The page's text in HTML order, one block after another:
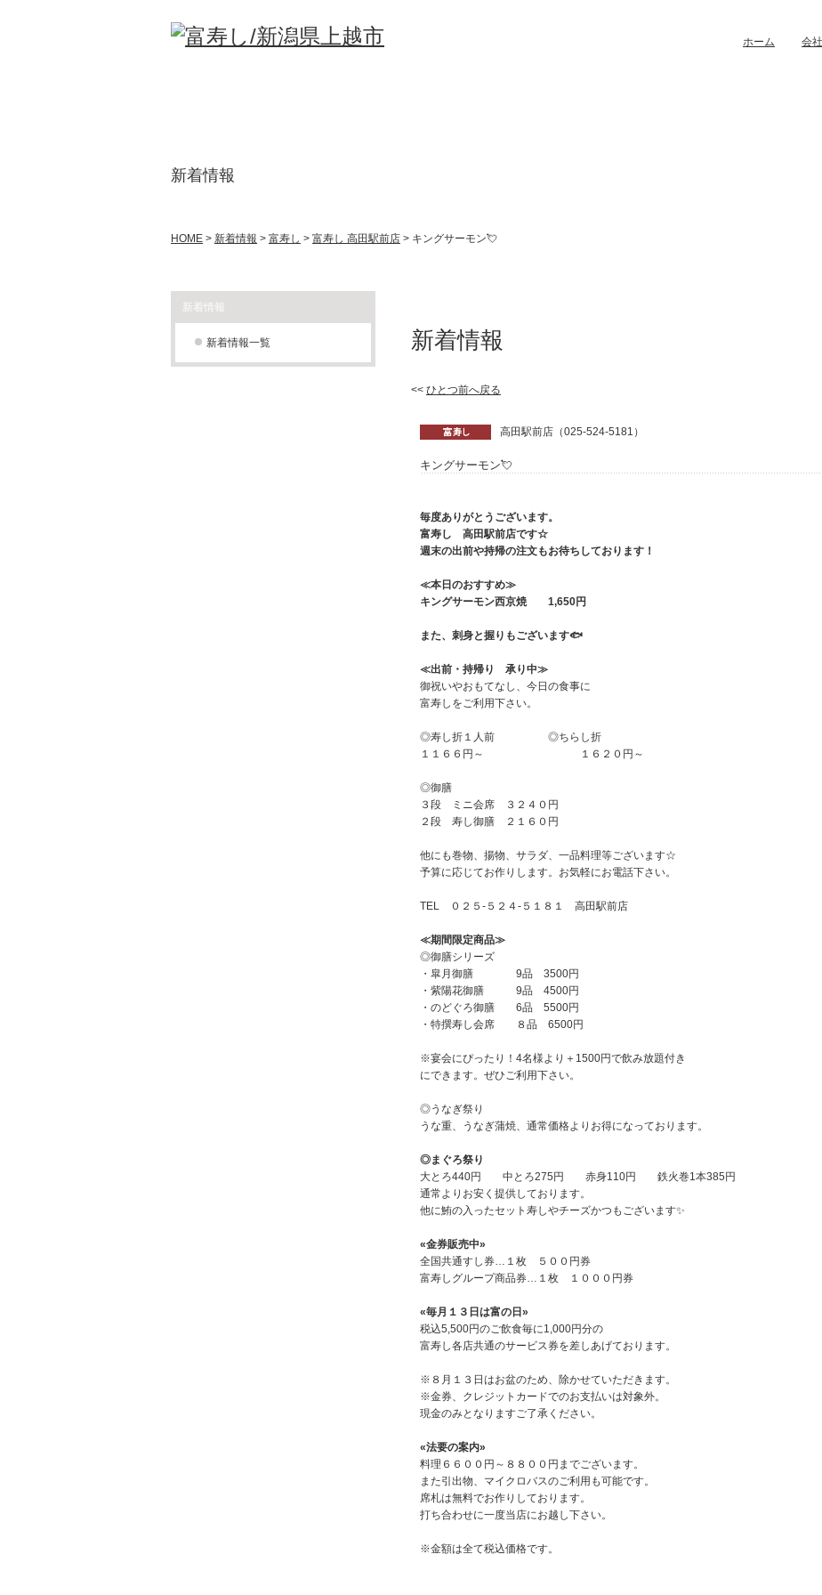
ホーム 会
新着情報
HOME > 新着情報 > 富寿し > 富寿し 高田駅前店 > キングサーモン💘
新着情報
新着情報一覧 新着情報
<< ひとつ前へ戻る
高田駅前店（025-524-5181）
キングサーモン💘
毎度ありがとうございます。
富寿し 高田駅前店です☆
週末の出前や持帰の注文もお待ちしております！
≪本日のおすすめ≫
キングサーモン西京焼 1,650円
また、刺身と握りもございます🐟
≪出前・持帰り 承り中≫
御祝いやおもてなし、今日の食事に
富寿しをご利用下さい。
◎寿し折１人前 ◎ちらし折
１１６６円～ １６２０円～
◎御膳
３段 ミニ会席 ３２４０円
２段 寿し御膳 ２１６０円
他にも巻物、揚物、サラダ、一品料理等ございます☆
予算に応じてお作りします。お気軽にお電話下さい。
TEL ０２５-５２４-５１８１ 高田駅前店
≪期間限定商品≫
◎御膳シリーズ
・皐月御膳 9品 3500円
・紫陽花御膳 9品 4500円
・のどぐろ御膳 6品 5500円
・特撰寿し会席 ８品 6500円
※宴会にぴったり！4名様より＋1500円で飲み放題付き
にできます。ぜひご利用下さい。
◎うなぎ祭り
うな重、うなぎ蒲焼、通常価格よりお得になっております。
◎まぐろ祭り
大とろ440円 中とろ275円 赤身110円 鉄火巻1本385円
通常よりお安く提供しております。
他に鮪の入ったセット寿しやチーズかつもございます✨
«金券販売中»
全国共通すし券…１枚 ５００円券
富寿しグループ商品券…１枚 １０００円券
«毎月１３日は富の日»
税込5,500円のご飲食毎に1,000円分の
富寿し各店共通のサービス券を差しあげております。
※８月１３日はお盆のため、除かせていただきます。
※金券、クレジットカードでのお支払いは対象外。
現金のみとなりますご了承ください。
«法要の案内»
料理６６００円～８８００円までございます。
また引出物、マイクロバスのご利用も可能です。
席札は無料でお作りしております。
打ち合わせに一度当店にお越し下さい。
※金額は全て税込価格です。